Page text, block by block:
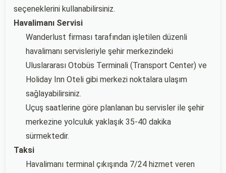
seçeneklerini kullanabilirsiniz.
Havalimanı Servisi
Wanderlust firması tarafından işletilen düzenli
havalimanı servisleriyle şehir merkezindeki
Uluslararası Otobüs Terminali (Transport Center) ve
Holiday Inn Oteli gibi merkezi noktalara ulaşım
sağlayabilirsiniz.
Uçuş saatlerine göre planlanan bu servisler ile şehir
merkezine yolculuk yaklaşık 35-40 dakika
sürmektedir.
Taksi
Havalimanı terminal çıkışında 7/24 hizmet veren